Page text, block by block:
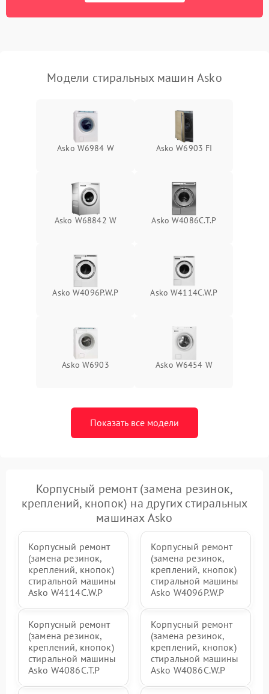
Модели стиральных машин Asko
Asko W6984 W Asko W6903 FI
Asko W68842 W Asko W4086C.T.P
Asko W4096P.W.P Asko W4114C.W.P
Asko W6903 Asko W6454 W
Показать все модели
Корпусный ремонт (замена резинок,
креплений, кнопок) на других стиральных
машинах Asko
Корпусный ремонт
(замена резинок,
креплений, кнопок)
стиральной машины
Asko W4114C.W.P
Корпусный ремонт
(замена резинок,
креплений, кнопок)
стиральной машины
Asko W4096P.W.P
Корпусный ремонт
(замена резинок,
креплений, кнопок)
стиральной машины
Asko W4086C.T.P
Корпусный ремонт
(замена резинок,
креплений, кнопок)
стиральной машины
Asko W4086C.W.P